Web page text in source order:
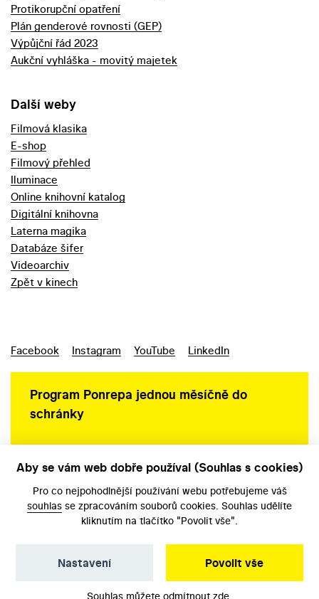
Protikorupční opatření
Plán genderové rovnosti (GEP)
Výpůjční řád 2023
Aukční vyhláška - movitý majetek
Další weby
Filmová klasika
E-shop
Filmový přehled
Iluminace
Online knihovní katalog
Digitální knihovna
Laterna magika
Databáze šifer
Videoarchiv
Zpět v kinech
Facebook Instagram YouTube LinkedIn
Program Ponrepa jednou měsíčně do
schránky
Aby se vám web dobře používal (Souhlas s cookies)
Pro co nejpohodlnější používání webu potřebujeme váš
souhlas se zpracováním souborů cookies. Souhlas udělíte
kliknutím na tlačítko "Povolit vše".
Povolit vše
Nastavení
Souhlas můžete odmítnout zde